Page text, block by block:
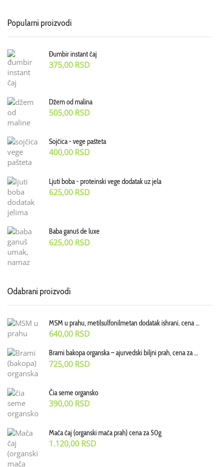
Popularni proizvodi
Đumbir instant čaj
375,00 RSD
Džem od malina
505,00 RSD
Sojčica - vege pašteta
400,00 RSD
Ljuti boba - proteinski vege dodatak uz jela
625,00 RSD
Baba ganuš de luxe
625,00 RSD
Odabrani proizvodi
MSM u prahu, metilsulfonilmetan dodatak ishrani, cena za 100g
640,00 RSD
Brami bakopa organska – ajurvedski biljni prah, cena za 70 g
725,00 RSD
Čia seme organsko
390,00 RSD
Mača čaj (organski mača prah) cena za 50g
1.120,00 RSD